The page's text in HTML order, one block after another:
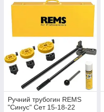
Ручний трубогин REMS
"Синус" Сет 15-18-22